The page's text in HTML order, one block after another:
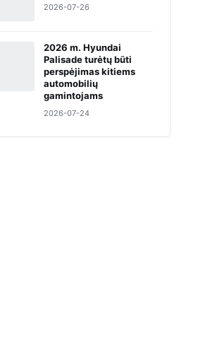
2026-07-26
2026 m. Hyundai
Palisade turėtų būti
perspėjimas kitiems
automobilių
gamintojams
2026-07-24